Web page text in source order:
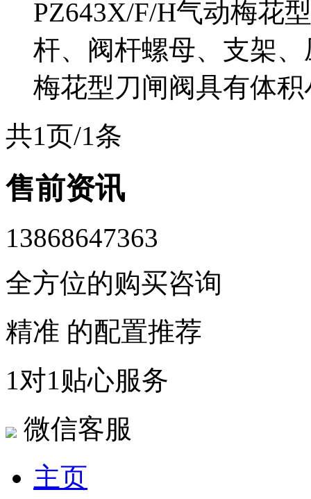
PZ643X/F/H气动梅花
杆、阀杆螺母、支架
梅花型刀闸阀具有体
共1页/1条
售前资讯
13868647363
全方位的购买咨询
精准 的配置推荐
1对1贴心服务
微信客服
主页